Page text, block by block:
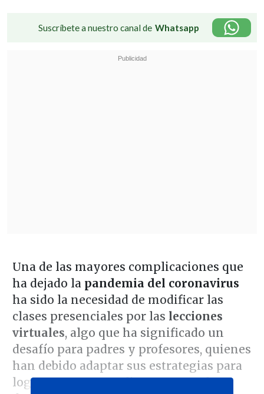
Suscríbete a nuestro canal de Whatsapp
Una de las mayores complicaciones que
ha dejado lapandemia del coronavirus
ha sido la necesidad de modificar las
clases presenciales por las lecciones
virtuales, algo que ha significado un
desafío para padres y profesores, quienes
han debido adaptar sus estrategias para
lograr que sus estudiantes aprendan